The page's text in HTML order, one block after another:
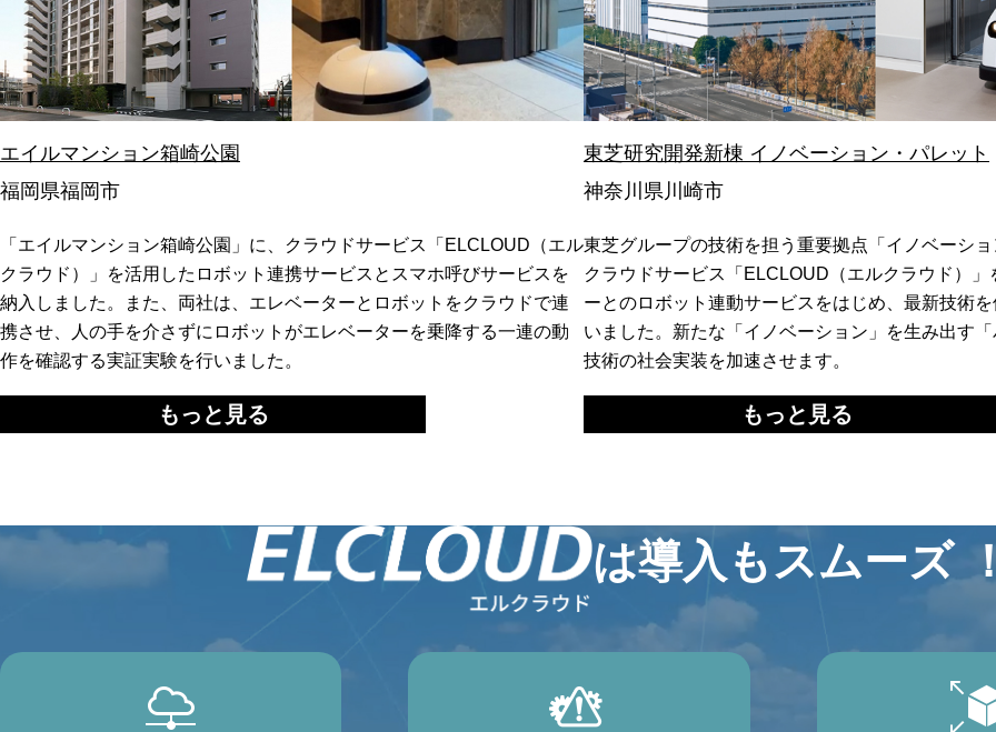
エイルマンション箱崎公園
福岡県福岡市
「エイルマンション箱崎公園」に、クラウドサービス「ELCLOUD（エル
クラウド）」を活用したロボット連携サービスとスマホ呼びサービスを
納入しました。また、両社は、エレベーターとロボットをクラウドで連
携させ、人の手を介さずにロボットがエレベーターを乗降する一連の動
作を確認する実証実験を行いました。
もっと見る
東芝研究開発新棟 イノベーション・パレット
神奈川県川崎市
東芝グループの技術を担う重要拠点「イノベーシ
クラウドサービス「ELCLOUD（エルクラウド）
ーとのロボット連動サービスをはじめ、最新技術
いました。新たな「イノベーション」を生み出す
技術の社会実装を加速させます。
もっと見る
は導入もスムーズ